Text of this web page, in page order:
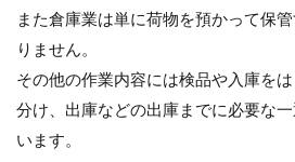
者
に
る
た
め
に
また倉庫業は単に荷物を預かって保
りません。
その他の作業内容には検品や入庫を
分け、出庫などの出庫までに必要な
います。